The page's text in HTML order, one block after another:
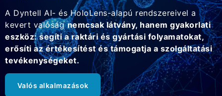
A Dyntell AI- és HoloLens-alapú rendszereivel a
kevert valóságnemcsak látvány, hanem gyakorlati
eszköz: segíti a raktári és gyártási folyamatokat,
erősíti az értékesítést és támogatja a szolgáltatási
tevékenységeket.
Valós alkalmazások